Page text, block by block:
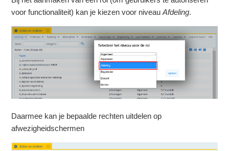
voor functionaliteit) kan je kiezen voor niveauAfdeling.
Daarmee kan je bepaalde rechten uitdelen op
afwezigheidschermen